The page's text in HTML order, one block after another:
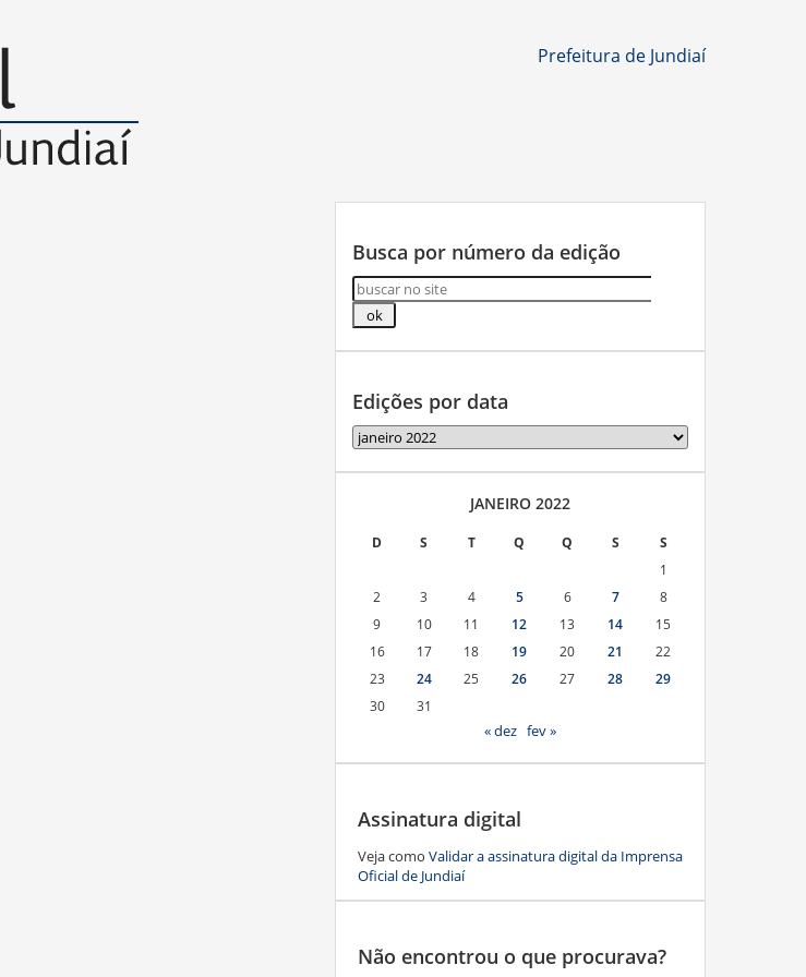
Prefeitura de Jundiaí
Busca por número da edição
Edições por data
Edições
por
data
JANEIRO 2022
D S T Q Q S
S
1
2
3 4 5 6 7
8
9
10 11 12 13 14
15
16
17 18 19 20 21
22
23
24 25 26 27 28
29
30
31
« dez fev »
Assinatura digital
Veja como Validar a assinatura digital da Imprensa
Oficial de Jundiaí
Não encontrou o que procurava?